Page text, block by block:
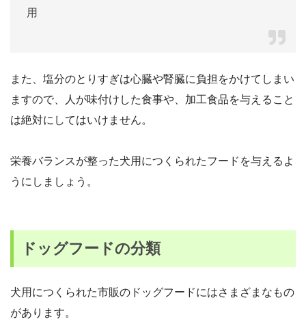
用
また、塩分のとりすぎは心臓や腎臓に負担をかけてしまい
ますので、人が味付けした食事や、加工食品を与えること
は絶対にしてはいけません。
栄養バランスが整った犬用につくられたフードを与えるよ
うにしましょう。
ドッグフードの分類
犬用につくられた市販のドッグフードにはさまざまなもの
があります。